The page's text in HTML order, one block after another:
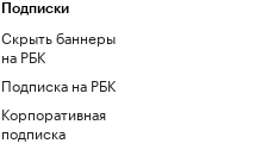
Подписки
Скрыть баннеры
на РБК
Подписка на РБК
Корпоративная
подписка